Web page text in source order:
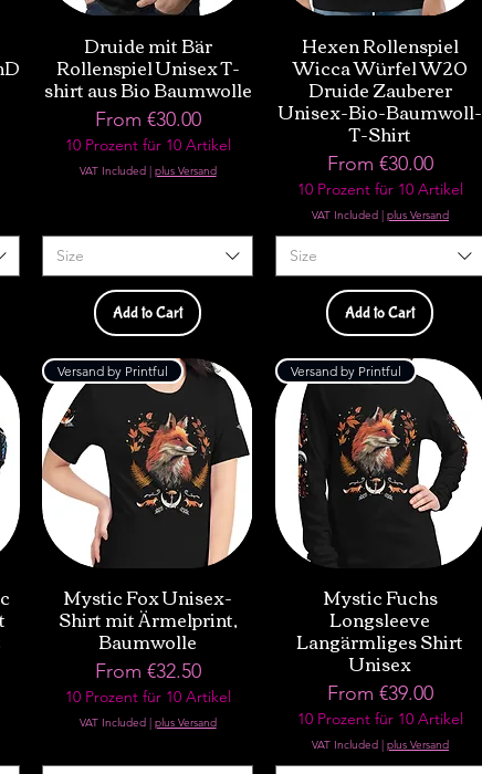
Druide mit Bär
Rollenspiel Unisex T-
shirt aus Bio Baumwolle
From €30.00
Sale Price
10 Prozent für 10 Artikel
VAT Included| plus Versand
Size
Add to Cart
Hexen Rollenspiel
Wicca Würfel W20
Druide Zauberer
Unisex-Bio-Baumwoll-
T-Shirt
From €30.00
Sale Price
10 Prozent für 10 Artikel
VAT Included| plus Versand
Size
Add to Cart
Versand by Printful
Mystic Fox Unisex-
Shirt mit Ärmelprint,
Baumwolle
From €32.50
Sale Price
10 Prozent für 10 Artikel
VAT Included plus Versand
Versand by Printful
Mystic Fuchs
Longsleeve
Langärmliges Shirt
Unisex
From €39.00
Sale Price
10 Prozent für 10 Artikel
VAT Included plus Versand